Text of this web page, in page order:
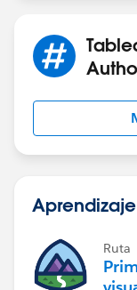
Ruta